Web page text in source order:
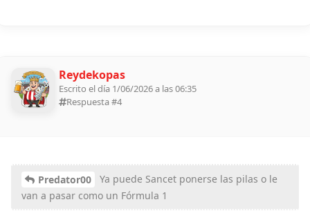
Reydekopas
Escrito el día 1/06/2026 a las 06:35
Respuesta #4
Predator00
Ya puede Sancet ponerse las pilas o le
van a pasar como un Fórmula 1